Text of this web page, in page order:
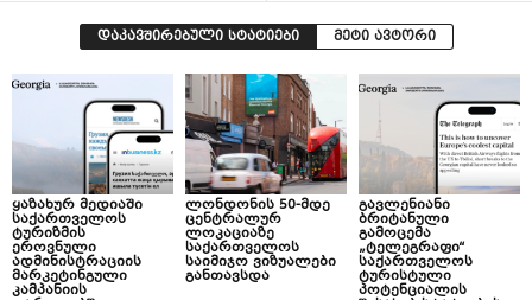
დაკავშირებული სტატიები მეტი ავტორი
ყაზახურ მედიაში
საქართველოს
ტურიზმის
ეროვნული
ადმინისტრაციის
მარკეტინგული
კამპანიის
ლონდონის 50-მდე
ცენტრალურ
ლოკაციაზე
საქართველოს
საიმიჯო ვიზუალები
განთავსდა
გავლენიანი
ბრიტანული
გამოცემა
„ტელეგრაფი“
საქართველოს
ტურისტული
პოტენციალის